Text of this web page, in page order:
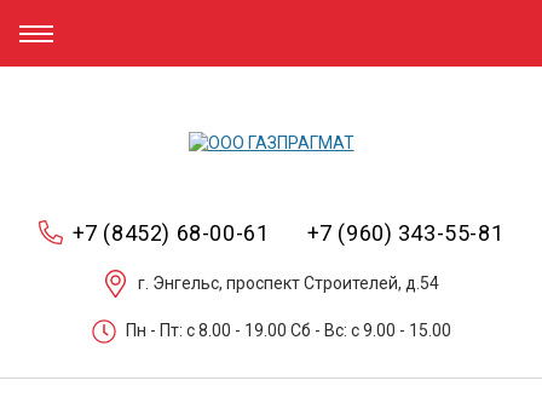
+7 (8452) 68-00-61 +7 (960) 343-55-81
г. Энгельс, проспект Строителей, д.54
Пн - Пт: c 8.00 - 19.00 Сб - Вс: c 9.00 - 15.00